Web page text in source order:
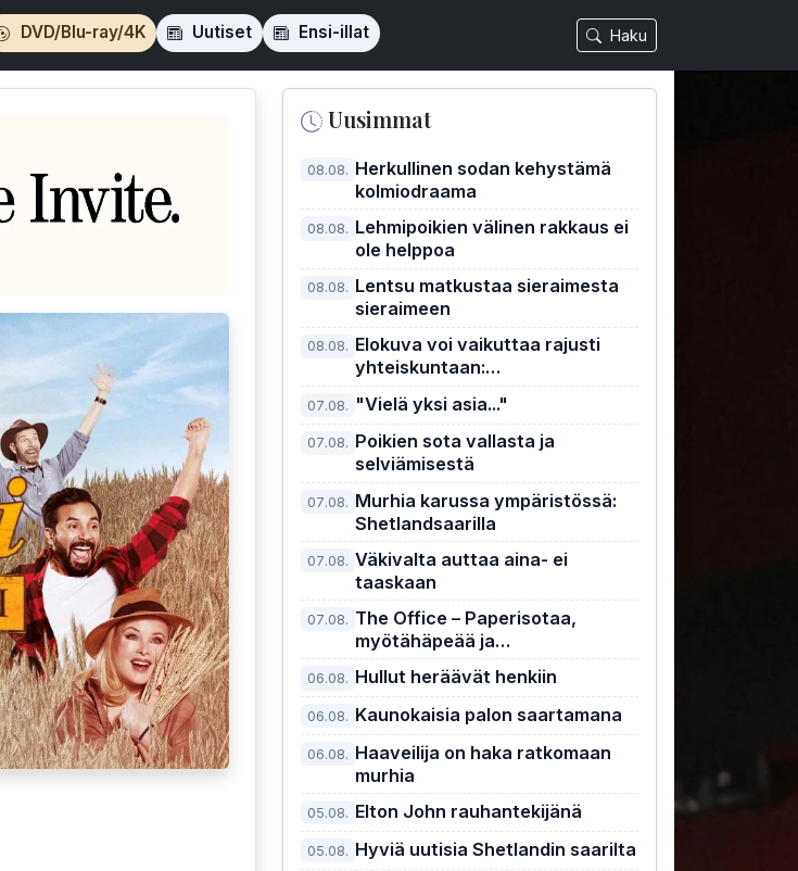
DVD/Blu-ray/4K Uutiset Ensi-illat Haku
Uusimmat
08.08. Herkullinen sodan kehystämä
kolmiodraama
08.08. Lehmipoikien välinen rakkaus ei
ole helppoa
08.08. Lentsu matkustaa sieraimesta
sieraimeen
08.08. Elokuva voi vaikuttaa rajusti
yhteiskuntaan:
Kellopeliappelsiini
07.08. "Vielä yksi asia..."
07.08. Poikien sota vallasta ja
selviämisestä
07.08. Murhia karussa ympäristössä:
Shetlandsaarilla
07.08. Väkivalta auttaa aina- ei
taaskaan
07.08. The Office – Paperisotaa,
myötähäpeää ja
maailmanhistorian kiusallisin
pomo
06.08. Hullut heräävät henkiin
06.08. Kaunokaisia palon saartamana
06.08. Haaveilija on haka ratkomaan
murhia
05.08. Elton John rauhantekijänä
05.08. Hyviä uutisia Shetlandin saarilta